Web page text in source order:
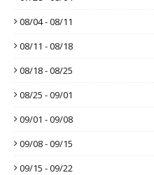
08/04 - 08/11
08/11 - 08/18
08/18 - 08/25
08/25 - 09/01
09/01 - 09/08
09/08 - 09/15
09/15 - 09/22